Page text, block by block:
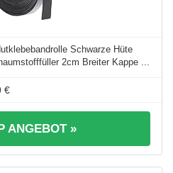
Schwarze Hüte
2cm Breiter Kappe ...
€
ANGEBOT »